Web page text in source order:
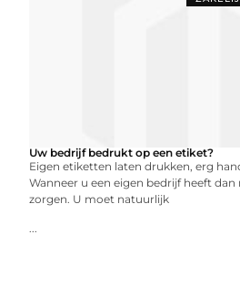
Uw bedrijf bedrukt op een etiket?
Eigen etiketten laten drukken, erg
Wanneer u een eigen bedrijf heeft
zorgen. U moet natuurlijk
...